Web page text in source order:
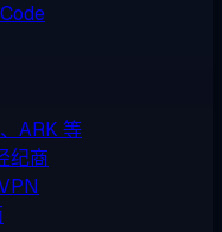
ARK 等
纪商